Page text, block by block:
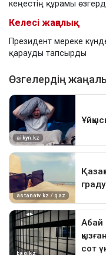
кеңестің құрамы
Келесі жаңалық
Президент мереке
қарауды тапсырды